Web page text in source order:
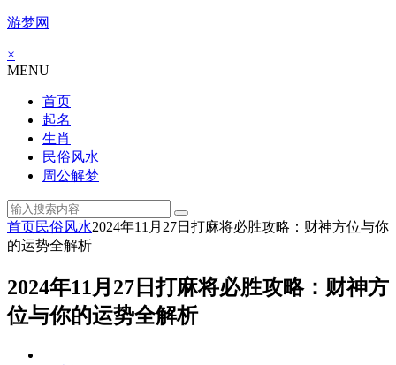
游梦网
×
MENU
首页
起名
生肖
民俗风水
周公解梦
首页民俗风水2024年11月27日打麻将必胜攻略：财神方位与你
的运势全解析
2024年11月27日打麻将必胜攻略：财神方
位与你的运势全解析